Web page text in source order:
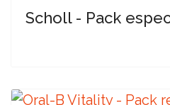
Scholl - Pack